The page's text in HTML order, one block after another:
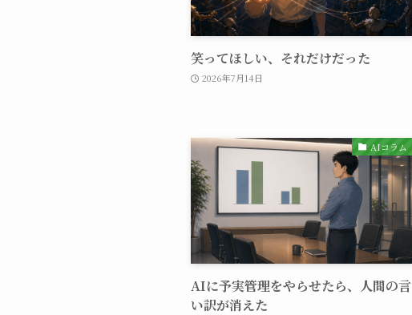
笑ってほしい、それだけだった
2026年7月14日
AIコラム
AIに予実管理をやらせたら、人間の言
い訳が消えた